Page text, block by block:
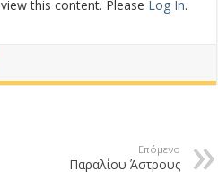
this content. Please Log In.
Επόμενο
Παραλίου Άστρους